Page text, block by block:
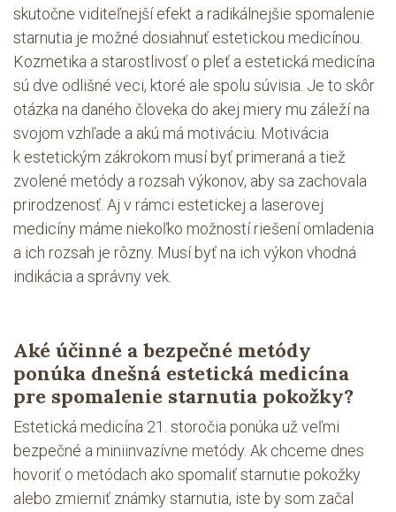
skutočne viditeľnejší efekt a radikálnejšie spomalenie
starnutia je možné dosiahnuť estetickou medicínou.
Kozmetika a starostlivosť o pleť a estetická medicína
sú dve odlišné veci, ktoré ale spolu súvisia. Je to skôr
otázka na daného človeka do akej miery mu záleží na
svojom vzhľade a akú má motiváciu. Motivácia
k estetickým zákrokom musí byť primeraná a tiež
zvolené metódy a rozsah výkonov, aby sa zachovala
prirodzenosť. Aj v rámci estetickej a laserovej
medicíny máme niekoľko možností riešení omladenia
a ich rozsah je rôzny. Musí byť na ich výkon vhodná
indikácia a správny vek.
Aké účinné a bezpečné metódy
ponúka dnešná estetická medicína
pre spomalenie starnutia pokožky?
Estetická medicína 21. storočia ponúka už veľmi
bezpečné a miniinvazívne metódy. Ak chceme dnes
hovoriť o metódach ako spomaliť starnutie pokožky
alebo zmierniť známky starnutia, iste by som začal